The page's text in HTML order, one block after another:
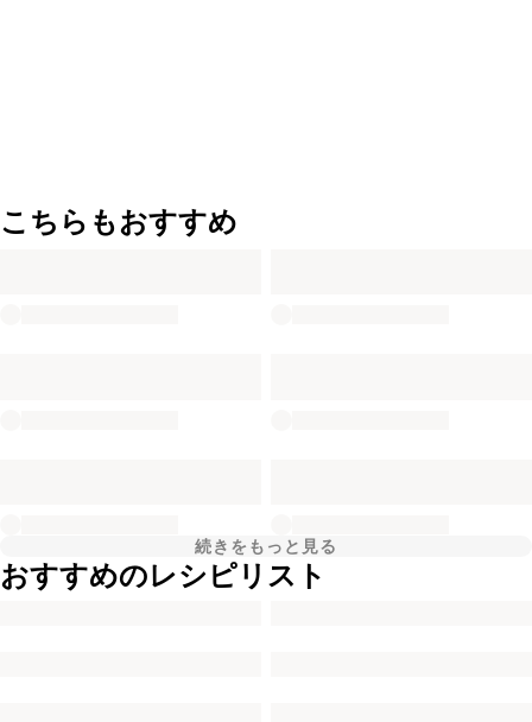
こちらもおすすめ
続きをもっと見る
おすすめのレシピリスト